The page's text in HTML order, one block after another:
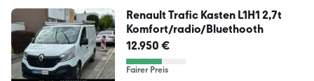
Renault Trafic Kasten L1H1 2,7t
Komfort/radio/Bluethooth
12.950 €
Fairer Preis